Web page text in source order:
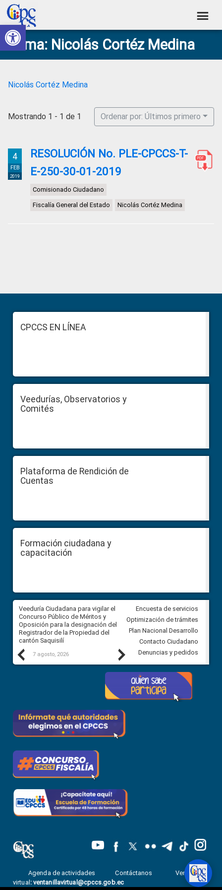
Abrir barra de herramientas
Skip
to
primary
navigation
Skip
to
main
content
Skip
to
primary
sidebar
Skip
to
footer
Consejo
de
Ciudadana
Control
Construyendo
Poder
Ciudadano
Tema: Nicolás Cortéz Medina
Nicolás Cortéz Medina
Mostrando 1 - 1 de 1 Ordenar por: Últimos primero
4
FEB
2019
RESOLUCIÓN No. PLE-CPCCS-T-
E-250-30-01-2019
Comisionado Ciudadano
Fiscalía General del Estado Nicolás Cortéz Medina
Sidebar
FooterCPCCS EN LÍNEA
Veedurías, Observatorios y
Comités
Plataforma de Rendición de
Cuentas
Formación ciudadana y
capacitación
Previous
Veeduría Ciudadana para vigilar el
Concurso Público de Méritos y
Oposición para la designación del
Registrador de la Propiedad del
cantón Saquisilí
7 agosto, 2026
Veeduría Ciudadana para
construcción del asfaltado de
Ballenita del cantón Santa
7 agosto, 2026
Next
Encuesta de servicios
Optimización de trámites
Plan Nacional Desarrollo
Contacto Ciudadano
Denuncias y pedidos
Agenda de actividades Contáctanos
Ventanilla
virtual : ventanillavirtual@cpccs.gob.ec